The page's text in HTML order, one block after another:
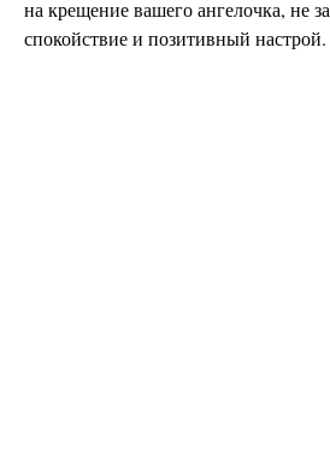
на крещение вашего ангелочка, не
спокойствие и позитивный настрой.